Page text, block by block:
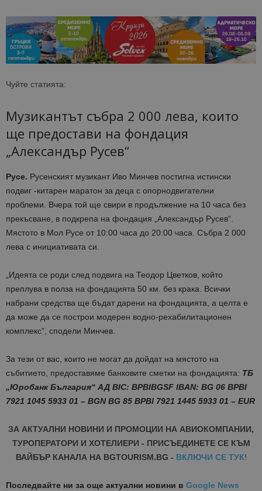
Чуйте статията:
Музикантът събра 2 000 лева, които
ще предостави на фондация
„Александър Русев“
Русе. Русенският музикант Иво Минчев постигна истински
подвиг -китарен маратон за деца с опорнодвигателни
проблеми. Вчера той ще свири в продължение на 10 часа без
прекъсване, в подкрепа на фондация „Александър Русев“.
Мястото в Мол Русе от 10:00 часа до 20:00 часа. Събра 2 000
лева с инициативата си.
„Идеята се роди след подвига на Теодор Цветков, който
преплува в полза на фондацията 50 км. без крака. Всички
набрани средства ще бъдат дарени на фондацията, а целта е
да може да се построи модерен водно-рехабилитационен
комплекс”, сподели Минчев.
За тези от вас, които не могат да дойдат на мястото на
събитието, предоставяме банковите сметки на фондацията: ТБ
„Юробанк България“ АД BIC: BPBIBGSF IBAN: BG 06 BPBI
7921 1045 5933 01 – BGN BG 85 BPBI 7921 1445 5933 01 – EUR
ЗА АКТУАЛНИ НОВИНИ И ПРОМОЦИИ НА АВИОКОМПАНИИ,
ТУРОПЕРАТОРИ И ХОТЕЛИЕРИ - ПРИСЪЕДИНЕТЕ СЕ КЪМ
ВАЙБЪР КАНАЛА НА BGTOURISM.BG - ВКЛЮЧИ СЕ ТУК!
Последвайте ни за още актуални новини в Google News